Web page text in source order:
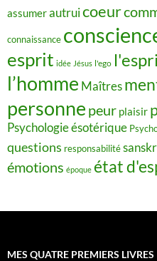
assumerautruicoeur
connaissance
esprit idée Jésus l'ego
l’homme Maîtres
personne peur plaisir
Psychologie ésotérique
questions responsabilité
émotions époque état
MES QUATRE PREMIERS LIVRES